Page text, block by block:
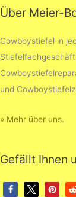
Über Meier-
Cowboystiefel in
und
» Mehr über uns.
Gefällt Ihnen